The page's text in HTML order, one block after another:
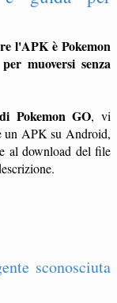
l'APK è Pokemon
muoversi senza
Pokemon GO, vi
un APK su Android,
al download del file
sconosciuta